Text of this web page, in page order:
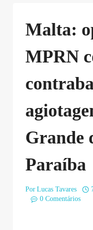
Malta:
MPRN
Grande
Paraíba
Por Lucas Tavares
0 Comentários